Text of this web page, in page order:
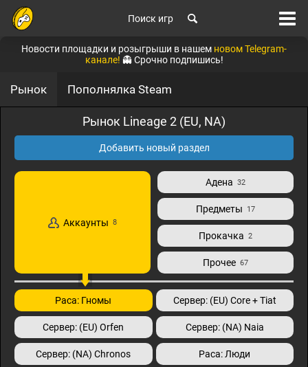
Поиск игр
Новости площадки и розыгрыши в нашем новом Telegram-
канале! 👻 Срочно подпишись!
Рынок Пополнялка Steam
Рынок Lineage 2 (EU, NA)
Добавить новый раздел
Аккаунты 8
Адена 32
Предметы 17
Прокачка 2
Прочее 67
Раса: Гномы Сервер: (EU) Core + Tiat
Сервер: (EU) Orfen Сервер: (NA) Naia
Сервер: (NA) Сhronos Раса: Люди